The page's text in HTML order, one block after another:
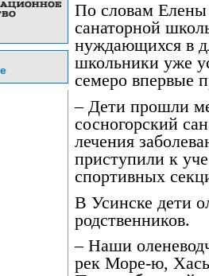
По словам Елены
санаторной
нуждающихся в
школьники уже
семеро впервые
– Дети прошли
сосногорский
лечения
приступили к
спортивных
В Усинске дети
родственников.
– Наши
рек Море-ю,